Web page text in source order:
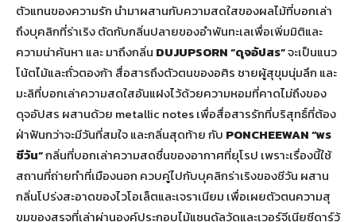
ตัวแทนของความรัก นำมาผสานกับความสดใสของผลไม้ที่บอกเล่า
ถึงบุคลิกที่ร่าเริง ตัดกับกลิ่นปลายของอำพันทะเลเพื่อเพิ่มมิติและ
ความน่าค้นหา และ มาถึงกลิ่น DUJUPSORN“ดุจอัปสร”จะเป็นแนว
โน้ตไม้และถั่วตองก้า สื่อสารถึงตัวตนของอศิร ชายผู้สุขุมนุ่มลึก และ
มะลิที่บอกเล่าความสดใสอันแฝงไว้ด้วยความหอมที่คาดไม่ถึงของ
ดุจอัปสร ผสานด้วย metallic notes เพื่อสื่อสารรักที่บริสุทธิ์ที่ต้อง
ฝ่าฟันกว่าจะมีวันที่สมใจ และกลิ่นสุดท้าย กับ PONCHEEWAN“พร
ชีวัน”กลิ่นที่บอกเล่าความสดชื่นของอากาศที่ยุโรป เพราะเรื่องนี้ใช้
สถานที่ถ่ายทำที่เมืองนอก ควบคู่ไปกับบุคลิกร่าเริงของชีวัน ผสาน
กลิ่นโปร่งสะอาดของไวโอเล็ตและเจราเนียม เพื่อเผยตัวตนความสุ
ขุมของสรุจที่เล่าผ่านองค์ประกอบไม้แซนดัลวู้ดและเวอร์จีเนียซีดาร์วู้